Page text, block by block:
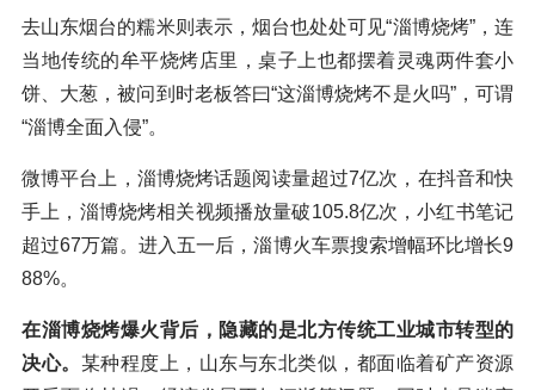
去山东烟台的糯米则表示，烟台也处处可见“淄博烧烤”，连
当地传统的牟平烧烤店里，桌子上也都摆着灵魂两件套小
饼、大葱，被问到时老板答曰“这淄博烧烤不是火吗”，可谓
“淄博全面入侵”。
微博平台上，淄博烧烤话题阅读量超过7亿次，在抖音和快
手上，淄博烧烤相关视频播放量破105.8亿次，小红书笔记
超过67万篇。进入五一后，淄博火车票搜索增幅环比增长9
88%。
在淄博烧烤爆火背后，隐藏的是北方传统工业城市转型的
决心。 某种程度上，山东与东北类似，都面临着矿产资源